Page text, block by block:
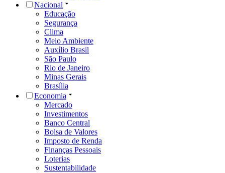
Nacional
Educação
Segurança
Clima
Meio Ambiente
Auxílio Brasil
São Paulo
Rio de Janeiro
Minas Gerais
Brasília
Economia
Mercado
Investimentos
Banco Central
Bolsa de Valores
Imposto de Renda
Finanças Pessoais
Loterias
Sustentabilidade